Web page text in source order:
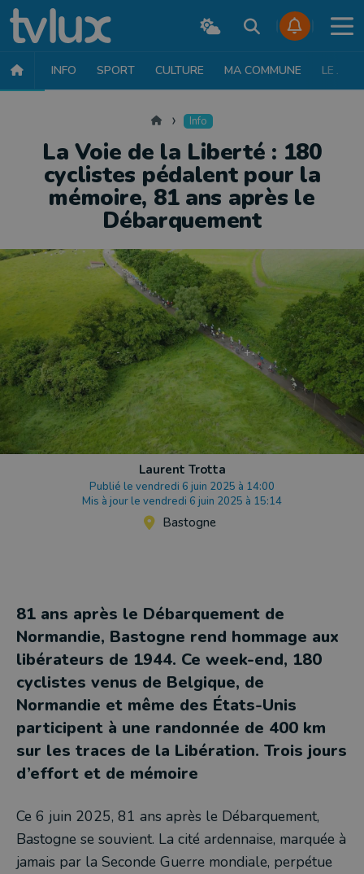
INFO SPORT CULTURE MA COMMUNE LE JT
Accueil Info
La Voie de la Liberté : 180
cyclistes pédalent pour la
mémoire, 81 ans après le
Débarquement
Laurent Trotta
Publié le vendredi 6 juin 2025 à 14:00
Mis à jour le vendredi 6 juin 2025 à 15:14
Bastogne
81 ans après le Débarquement de
Normandie, Bastogne rend hommage aux
libérateurs de 1944. Ce week-end, 180
cyclistes venus de Belgique, de
Normandie et même des États-Unis
participent à une randonnée de 400 km
sur les traces de la Libération. Trois jours
d’effort et de mémoire
Ce 6 juin 2025, 81 ans après le Débarquement,
Bastogne se souvient. La cité ardennaise, marquée à
jamais par la Seconde Guerre mondiale, perpétue